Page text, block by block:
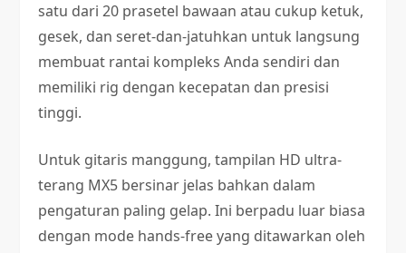
satu dari 20 prasetel bawaan atau cukup ketuk,
gesek, dan seret-dan-jatuhkan untuk langsung
membuat rantai kompleks Anda sendiri dan
memiliki rig dengan kecepatan dan presisi
tinggi.
Untuk gitaris manggung, tampilan HD ultra-
terang MX5 bersinar jelas bahkan dalam
pengaturan paling gelap. Ini berpadu luar biasa
dengan mode hands-free yang ditawarkan oleh